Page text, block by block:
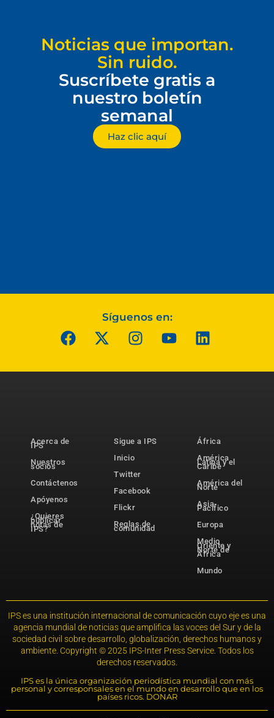
Noticias que importan.
Sin ruido.
Suscríbete gratis a
nuestro boletín
semanal
Haz clic aquí
Síguenos en:
Acerca de
IPS
Nuestros
socios
Contáctenos
Apóyenos
¿Quieres
publicar
notas de
IPS?
Sigue a IPS
Inicio
Twitter
Facebook
Flickr
Reglas de
comunidad
África
América
Latina y el
Caribe
América del
Norte
Asia-
Pacífico
Europa
Medio
Oriente y
Norte de
África
Mundo
IPS es una institución internacional de comunicación cuyo eje es una
agencia mundial de noticias que amplifica las voces del Sur y de la
sociedad civil sobre desarrollo, globalización, derechos humanos y
ambiente. Copyright © 2025 IPS-Inter Press Service. Todos los
derechos reservados.
IPS es la única organización periodística mundial con más
personal y corresponsales en el mundo en desarrollo que en los
países ricos. DONAR